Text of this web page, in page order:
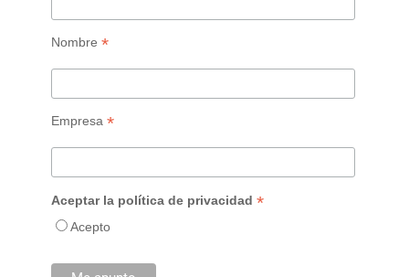
Nombre *
Empresa *
Aceptar la política de privacidad *
Acepto